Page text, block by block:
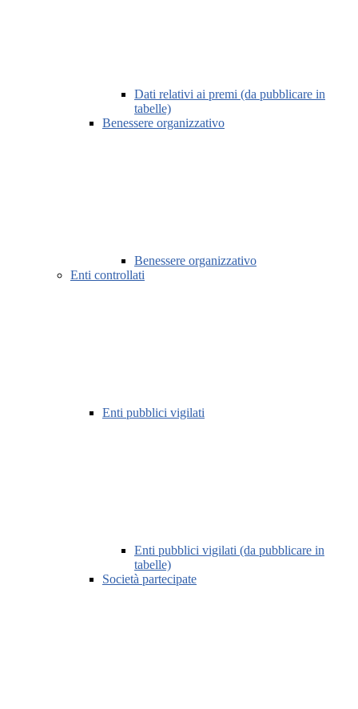
Dati relativi ai premi (da pubblicare in
tabelle)
Benessere organizzativo
Benessere organizzativo
Enti controllati
Enti pubblici vigilati
Enti pubblici vigilati (da pubblicare in
tabelle)
Società partecipate